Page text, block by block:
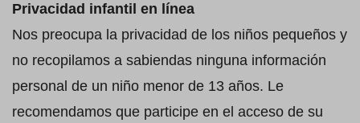
Privacidad infantil en línea
Nos preocupa la privacidad de los niños pequeños y
no recopilamos a sabiendas ninguna información
personal de un niño menor de 13 años. Le
recomendamos que participe en el acceso de su